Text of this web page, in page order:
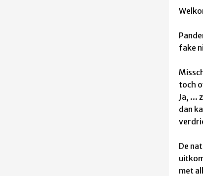
fake
toch
Ja, ...
dan
De
met